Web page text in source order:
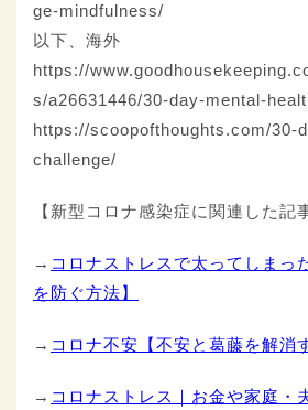
ge-mindfulness/
以下、海外
https://
s/a26631446/30-day-mental-
https://scoopofthoughts.com/30-
challenge/
【新型コロナ感染症に関連した記
→ コロナストレスで太ってしまっ
を防ぐ方法】
→ コロナ不安【不安と葛藤を解消
→ コロナストレス｜お金や家庭・